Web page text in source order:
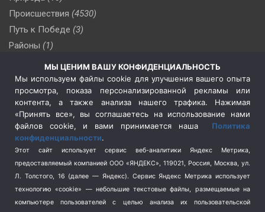
Происшествия (4530)
Путь к Победе (3)
Районы (1)
(510)
Сельское хозяйство (3)
Социальная политика
(3)
Спецоперация в Украине
Спецоперация на Украине
(404)
Спорт (740)
Терроризм (1)
Транспорт (262)
Туризм (178)
МЫ ЦЕНИМ ВАШУ КОНФИДЕНЦИАЛЬНОСТЬ
Мы используем файлы cookie для улучшения вашего опыта
просмотра, показа персонализированной рекламы или
контента, а также анализа нашего трафика. Нажимая
«Принять все», вы соглашаетесь на использование нами
файлов cookie, и вами принимается наша Политика
конфиденциальности.
Этот сайт использует сервис веб-аналитики Яндекс Метрика,
предоставляемый компанией ООО «ЯНДЕКС», 119021, Россия, Москва, ул.
Л. Толстого, 16 (далее — Яндекс). Сервис Яндекс Метрика использует
технологию «cookie» — небольшие текстовые файлы, размещаемые на
компьютере пользователей с целью анализа их пользовательской